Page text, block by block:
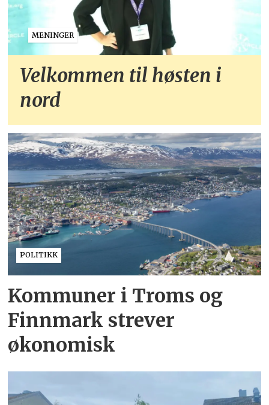
MENINGER
Velkommen til høsten i
nord
POLITIKK
Kommuner i Troms og
Finnmark strever
økonomisk